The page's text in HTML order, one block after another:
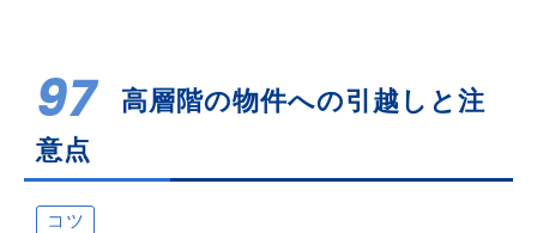
97
高層階の物件への引越しと注
意点
コツ